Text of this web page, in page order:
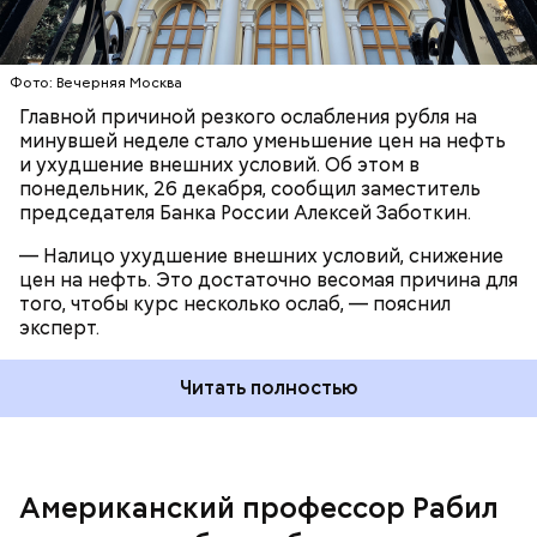
Фото: Вечерняя Москва
Главной причиной резкого ослабления рубля на
минувшей неделе стало уменьшение цен на нефть
и ухудшение внешних условий. Об этом в
понедельник, 26 декабря, сообщил заместитель
председателя Банка России Алексей Заботкин.
— Налицо ухудшение внешних условий, снижение
цен на нефть. Это достаточно весомая причина для
того, чтобы курс несколько ослаб, — пояснил
эксперт.
Читать полностью
Американский профессор Рабил
На фоне санкций в отношении РФ доверие к